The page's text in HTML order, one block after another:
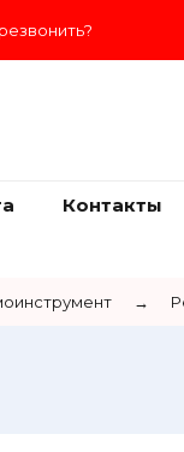
Контакты
→